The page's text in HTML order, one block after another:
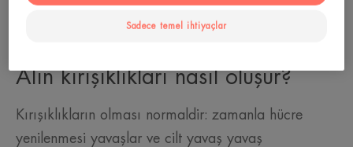
Alın kırışıklıkları nasıl oluşur?
Kırışıklıkların olması normaldir: zamanla hücre
yenilenmesi yavaşlar ve cilt yavaş yavaş
Sadece temel ihtiyaçlar